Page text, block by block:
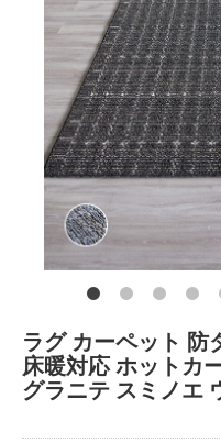
ラグ カーペット 防
床暖対応 ホットカ
グラニテ スミノエ